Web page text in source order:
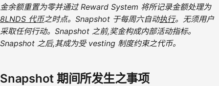
金余额重置为零并通过 Reward System 将所记录金额处理为
8LNDS 代币之时点。Snapshot 于每周六自动执行。无须用户
采取任何行动。Snapshot 之前,奖金构成内部活动指标。
Snapshot 之后,其成为受 vesting 制度约束之代币。
Snapshot 期间所发生之事项